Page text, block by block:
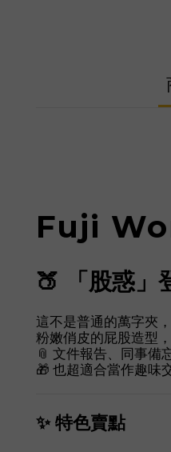
Fuji
🍑 「股惑」
這不是普通的萬字夾
粉嫩俏皮的屁股造型
📎 文件報告、同事備
🎁 也超適合當作趣味
✨ 特色賣點